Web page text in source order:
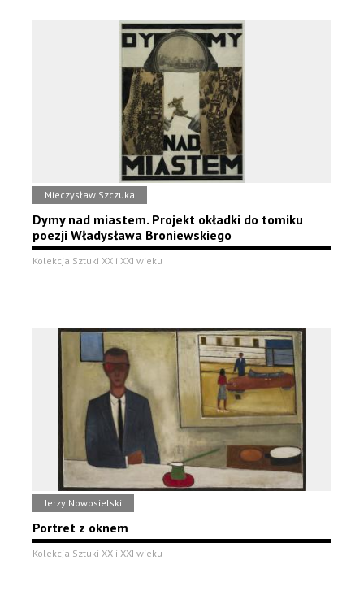
Mieczysław Szczuka
Dymy nad miastem. Projekt okładki do tomiku
poezji Władysława Broniewskiego
Kolekcja Sztuki XX i XXI wieku
Jerzy Nowosielski
Portret z oknem
Kolekcja Sztuki XX i XXI wieku